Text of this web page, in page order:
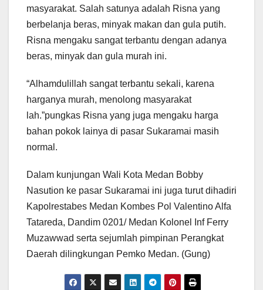
masyarakat. Salah satunya adalah Risna yang
berbelanja beras, minyak makan dan gula putih.
Risna mengaku sangat terbantu dengan adanya
beras, minyak dan gula murah ini.
“Alhamdulillah sangat terbantu sekali, karena
harganya murah, menolong masyarakat
lah.”pungkas Risna yang juga mengaku harga
bahan pokok lainya di pasar Sukaramai masih
normal.
Dalam kunjungan Wali Kota Medan Bobby
Nasution ke pasar Sukaramai ini juga turut dihadiri
Kapolrestabes Medan Kombes Pol Valentino Alfa
Tatareda, Dandim 0201/ Medan Kolonel Inf Ferry
Muzawwad serta sejumlah pimpinan Perangkat
Daerah dilingkungan Pemko Medan. (Gung)